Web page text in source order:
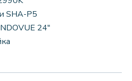
SHA-P5
24″